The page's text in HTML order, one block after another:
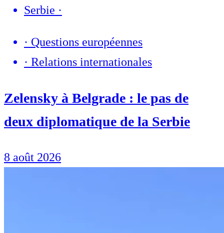
Serbie ·
· Questions européennes
· Relations internationales
Zelensky à Belgrade : le pas de
deux diplomatique de la Serbie
8 août 2026